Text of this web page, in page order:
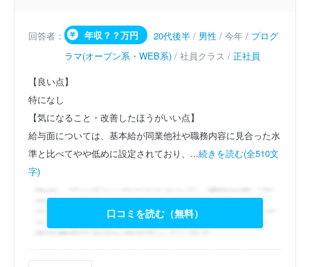
回答者： 年収？？万円 20代後半 / 男性 / 今年 / プログ
ラマ(オープン系・WEB系) / 社員クラス / 正社員
【良い点】
特になし
【気になること・改善したほうがいい点】
給与面については、基本給が同業他社や職務内容に見合った水
準と比べてやや低めに設定されており、...続きを読む(全510文
字)
口コミを読む（無料）